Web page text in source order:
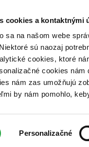
cookies a kontaktnými
sa na našom webe
sú naozaj
cookies, ktoré
cookies
nám zas umožňujú
by nám pomohlo,
Personalizačné